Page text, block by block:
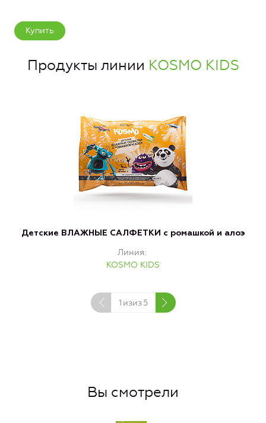
Купить
Продукты линии KOSMO KIDS
Детские ВЛАЖНЫЕ САЛФЕТКИ с ромашкой и алоэ
Линия
KOSMO KIDS
1 изиз 5
Вы смотрели